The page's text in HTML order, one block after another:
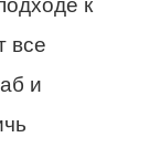
к
все
и